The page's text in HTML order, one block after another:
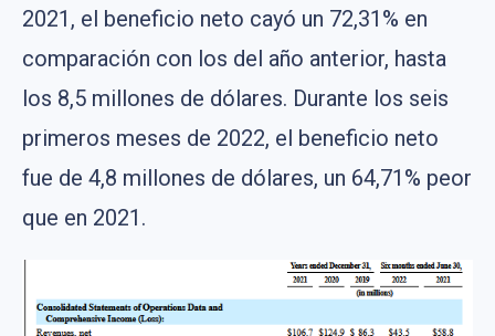
2021, el beneficio neto cayó un 72,31% en
comparación con los del año anterior, hasta
los 8,5 millones de dólares. Durante los seis
primeros meses de 2022, el beneficio neto
fue de 4,8 millones de dólares, un 64,71% peor
que en 2021.